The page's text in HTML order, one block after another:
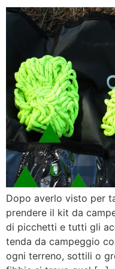
Dopo averlo visto per
prendere il kit da
di picchetti e tutti gli
tenda da campeggio
ogni terreno, sottili o